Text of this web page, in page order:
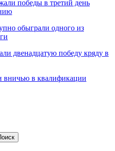
победы в третий день
обыграли одного из
двенадцатую победу кряду в
в квалификации